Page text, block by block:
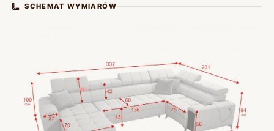
SCHEMAT WYMIARÓW